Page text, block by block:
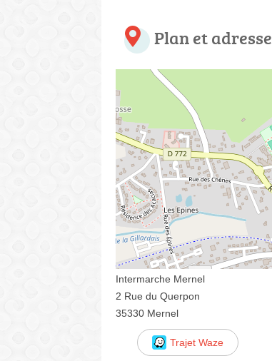
Plan et adresse
Intermarche Mernel
2 Rue du Querpon
35330 Mernel
Trajet Waze